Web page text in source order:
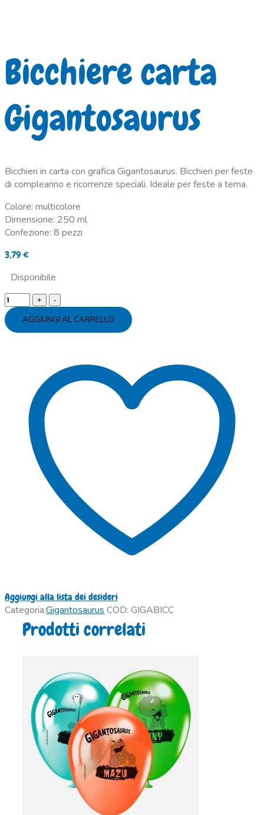
Bicchiere carta
Gigantosaurus
Bicchieri in carta con grafica Gigantosaurus. Bicchieri per feste
di compleanno e ricorrenze speciali. Ideale per feste a tema.
Colore: multicolore
Dimensione: 250 ml
Confezione: 8 pezzi
3,79€
Disponibile
Bicchiere
carta
Gigantosaurus
AGGIUNGI AL CARRELLO
Aggiungi alla lista dei desideri
Categoria:Gigantosaurus COD: GIGABICC
Prodotti correlati